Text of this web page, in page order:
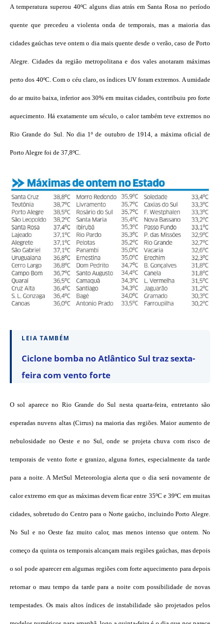
A temperatura superou 40ºC alguns dias atrás em Santa Rosa no período
quente que precedeu a violenta onda de temporais, mas a maioria das
cidades gaúchas teve ontem o dia mais quente desde o verão, caso de Porto
Alegre. Cidades da região metropolitana e dos vales anotaram máximas
perto dos 40ºC. Com o céu claro, os índices UV foram extremos. A umidade
do ar muito baixa, inferior aos 30% em muitas cidades, contribuiu pro forte
aquecimento. Há exatamente um século, o calor também teve extremos no
Rio Grande do Sul. No dia 1º de outubro de 1914, a máxima oficial de
Porto Alegre foi de 37,8ºC.
LEIA TAMBÉM
Ciclone bomba no Atlântico Sul traz sexta-
feira com vento forte
O sol aparece no Rio Grande do Sul nesta quarta-feira, entretanto são
esperadas nuvens altas (Cirrus) na maioria das regiões. Maior aumento de
nebulosidade no Oeste e no Sul, onde se projeta chuva com risco de
temporais de vento forte e granizo, alguna fortes, especialmente da tarde
para a noite. A MetSul Meteorologia alerta que o dia será novamente de
calor extremo em que as máximas devem ficar entre 35ºC e 39ºC em muitas
cidades, sobretudo do Centro para o Norte gaúcho, incluindo Porto Alegre.
No Sul e no Oeste faz muito calor, mas menos intenso que ontem. No
começo da quinta os temporais alcançam mais regiões gaúchas, mas depois
o sol pode aparecer em algumas regiões com forte aquecimento para depois
retornar o mau tempo da tarde para a noite com possibilidade de novas
tempestades. Os mais altos índices de instabilidade são projetados pelos